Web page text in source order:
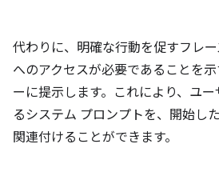
代わりに、明確な行動を促すフレ
へのアクセスが必要であることを
ーに提示します。これにより、ユ
るシステム プロンプトを、開始し
関連付けることができます。